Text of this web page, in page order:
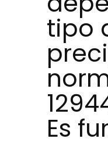
tipo
Es